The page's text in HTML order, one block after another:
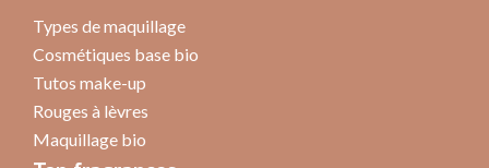
Types de maquillage
Cosmétiques base bio
Tutos make-up
Rouges à lèvres
Maquillage bio